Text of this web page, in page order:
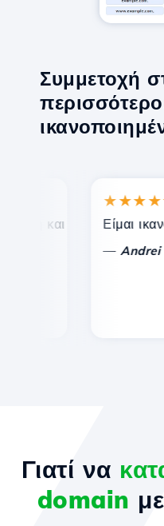
Συμμετοχή
αποτελεσματική
★★★★★
Είμαι
Andrei
Γιατί να
domain